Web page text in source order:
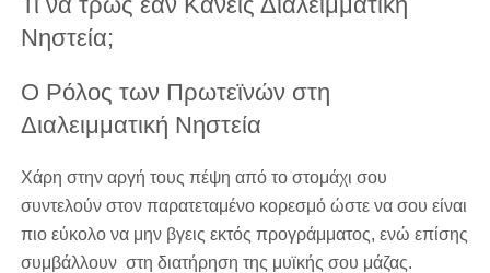
Νηστεία;
Ο Ρόλος των Πρωτεϊνών στη
Διαλειμματική Νηστεία
Χάρη στην αργή τους πέψη από το στομάχι σου
συντελούν στον παρατεταμένο κορεσμό ώστε να σου είναι
πιο εύκολο να μην βγεις εκτός προγράμματος, ενώ επίσης
συμβάλλουν στη διατήρηση της μυϊκής σου μάζας.